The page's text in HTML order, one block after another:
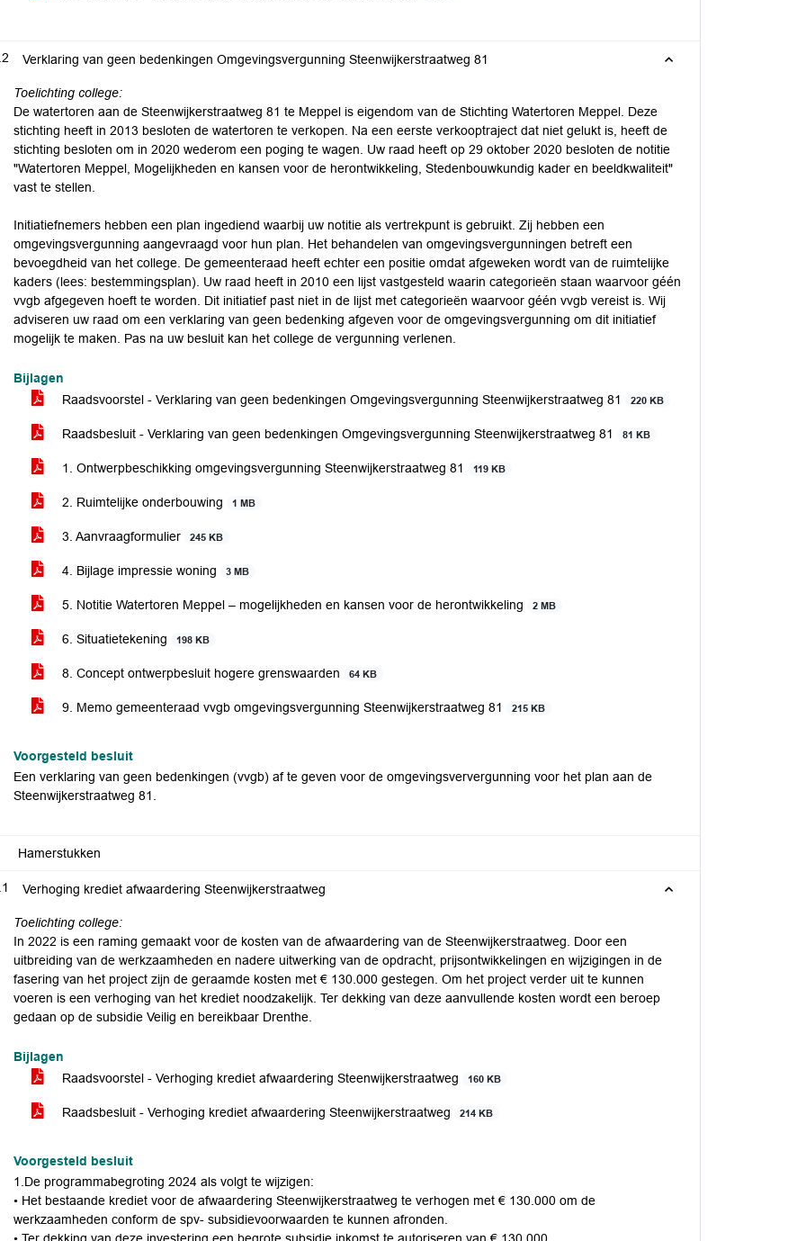
Verklaring van geen bedenkingen Omgevingsvergunning Steenwijkerstraatweg 81
Toelichting college:
De watertoren aan de Steenwijkerstraatweg 81 te Meppel is eigendom van de Stichting Watertoren Meppel. Deze
stichting heeft in 2013 besloten de watertoren te verkopen. Na een eerste verkooptraject dat niet gelukt is, heeft de
stichting besloten om in 2020 wederom een poging te wagen. Uw raad heeft op 29 oktober 2020 besloten de notitie
"Watertoren Meppel, Mogelijkheden en kansen voor de herontwikkeling, Stedenbouwkundig kader en beeldkwaliteit"
vast te stellen.
Initiatiefnemers hebben een plan ingediend waarbij uw notitie als vertrekpunt is gebruikt. Zij hebben een
omgevingsvergunning aangevraagd voor hun plan. Het behandelen van omgevingsvergunningen betreft een
bevoegdheid van het college. De gemeenteraad heeft echter een positie omdat afgeweken wordt van de ruimtelijke
kaders (lees: bestemmingsplan). Uw raad heeft in 2010 een lijst vastgesteld waarin categorieën staan waarvoor géén
vvgb afgegeven hoeft te worden. Dit initiatief past niet in de lijst met categorieën waarvoor géén vvgb vereist is. Wij
adviseren uw raad om een verklaring van geen bedenking afgeven voor de omgevingsvergunning om dit initiatief
mogelijk te maken. Pas na uw besluit kan het college de vergunning verlenen.
Bijlagen
Raadsvoorstel - Verklaring van geen bedenkingen Omgevingsvergunning Steenwijkerstraatweg 81
220 KB
Raadsbesluit - Verklaring van geen bedenkingen Omgevingsvergunning Steenwijkerstraatweg 81 81 KB
1. Ontwerpbeschikking omgevingsvergunning Steenwijkerstraatweg 81 119 KB
2. Ruimtelijke onderbouwing 1 MB
3. Aanvraagformulier 245 KB
4. Bijlage impressie woning 3 MB
5. Notitie Watertoren Meppel – mogelijkheden en kansen voor de herontwikkeling 2 MB
6. Situatietekening 198 KB
8. Concept ontwerpbesluit hogere grenswaarden 64 KB
9. Memo gemeenteraad vvgb omgevingsvergunning Steenwijkerstraatweg 81 215 KB
Voorgesteld besluit
Een verklaring van geen bedenkingen (vvgb) af te geven voor de omgevingsververgunning voor het plan aan de
Steenwijkerstraatweg 81.
Hamerstukken
Verhoging krediet afwaardering Steenwijkerstraatweg
Toelichting college:
In 2022 is een raming gemaakt voor de kosten van de afwaardering van de Steenwijkerstraatweg. Door een
uitbreiding van de werkzaamheden en nadere uitwerking van de opdracht, prijsontwikkelingen en wijzigingen in de
fasering van het project zijn de geraamde kosten met € 130.000 gestegen. Om het project verder uit te kunnen
voeren is een verhoging van het krediet noodzakelijk. Ter dekking van deze aanvullende kosten wordt een beroep
gedaan op de subsidie Veilig en bereikbaar Drenthe.
Bijlagen
Raadsvoorstel - Verhoging krediet afwaardering Steenwijkerstraatweg
160 KB
Raadsbesluit - Verhoging krediet afwaardering Steenwijkerstraatweg 214 KB
Voorgesteld besluit
1.De programmabegroting 2024 als volgt te wijzigen:
• Het bestaande krediet voor de afwaardering Steenwijkerstraatweg te verhogen met € 130.000 om de
werkzaamheden conform de spv- subsidievoorwaarden te kunnen afronden.